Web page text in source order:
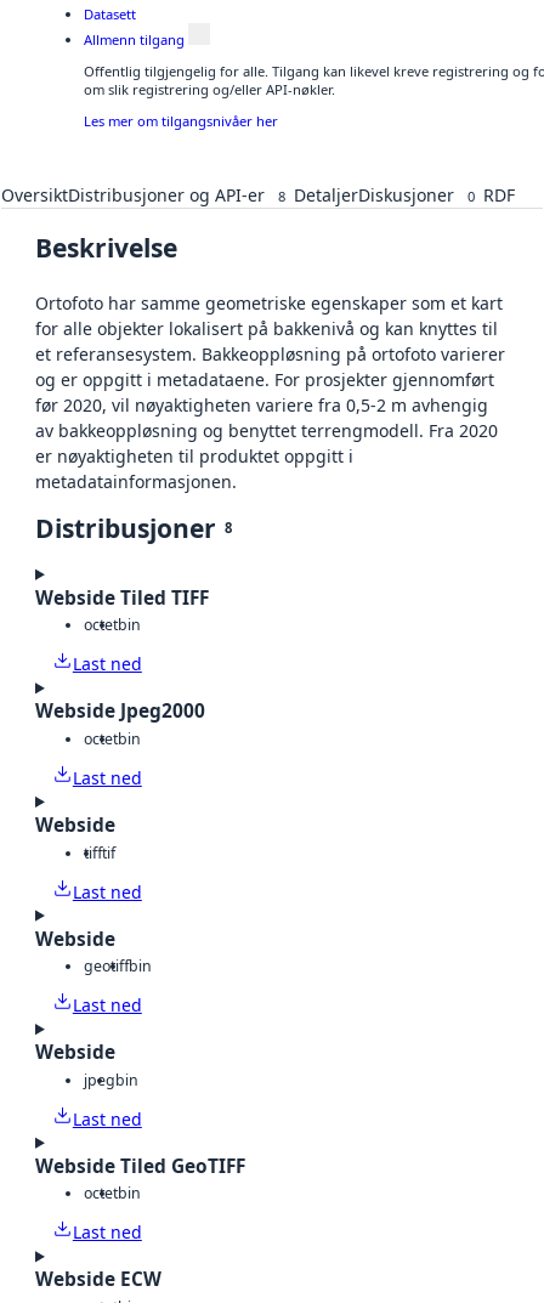
Datasett
Allmenn tilgang
Offentlig tilgjengelig for alle. Tilgang kan likevel kreve registrering og
om slik registrering og/eller API-nøkler.
Les mer om tilgangsnivåer her
OversiktDistribusjoner og API-er 8 DetaljerDiskusjoner 0 RDF
Beskrivelse
Ortofoto har samme geometriske egenskaper som et kart
for alle objekter lokalisert på bakkenivå og kan knyttes til
et referansesystem. Bakkeoppløsning på ortofoto varierer
og er oppgitt i metadataene. For prosjekter gjennomført
før 2020, vil nøyaktigheten variere fra 0,5-2 m avhengig
av bakkeoppløsning og benyttet terrengmodell. Fra 2020
er nøyaktigheten til produktet oppgitt i
metadatainformasjonen.
Distribusjoner 8
Webside Tiled TIFF
octetbin
Last ned
Webside Jpeg2000
octetbin
Last ned
Webside
tifftif
Last ned
Webside
geotiffbin
Last ned
Webside
jpegbin
Last ned
Webside Tiled GeoTIFF
octetbin
Last ned
Webside ECW